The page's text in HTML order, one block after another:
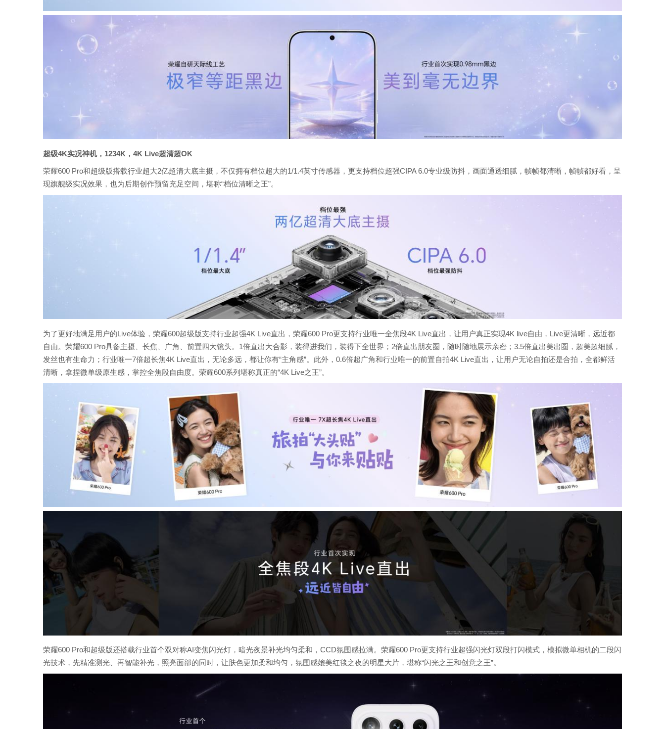
超级4K实况神机，1234K，4K Live超清超OK
荣耀600 Pro和超级版搭载行业超大2亿超清大底主摄，不仅拥有档位超大的1/1.4英寸传感器，更支持档位超强CIPA 6.0专业级防抖，画面通透细腻，帧帧都清晰，帧帧都好看，呈
现旗舰级实况效果，也为后期创作预留充足空间，堪称“档位清晰之王”。
为了更好地满足用户的Live体验，荣耀600超级版支持行业超强4K Live直出，荣耀600 Pro更支持行业唯一全焦段4K Live直出，让用户真正实现4K live自由，Live更清晰，远近都
自由。荣耀600 Pro具备主摄、长焦、广角、前置四大镜头。1倍直出大合影，装得进我们，装得下全世界；2倍直出朋友圈，随时随地展示亲密；3.5倍直出美出圈，超美超细腻，
发丝也有生命力；行业唯一7倍超长焦4K Live直出，无论多远，都让你有“主角感”。此外，0.6倍超广角和行业唯一的前置自拍4K Live直出，让用户无论自拍还是合拍，全都鲜活
清晰，拿捏微单级原生感，掌控全焦段自由度。荣耀600系列堪称真正的“4K Live之王”。
荣耀600 Pro和超级版还搭载行业首个双对称AI变焦闪光灯，暗光夜景补光均匀柔和，CCD氛围感拉满。荣耀600 Pro更支持行业超强闪光灯双段打闪模式，模拟微单相机的二段闪
光技术，先精准测光、再智能补光，照亮面部的同时，让肤色更加柔和均匀，氛围感媲美红毯之夜的明星大片，堪称“闪光之王和创意之王”。